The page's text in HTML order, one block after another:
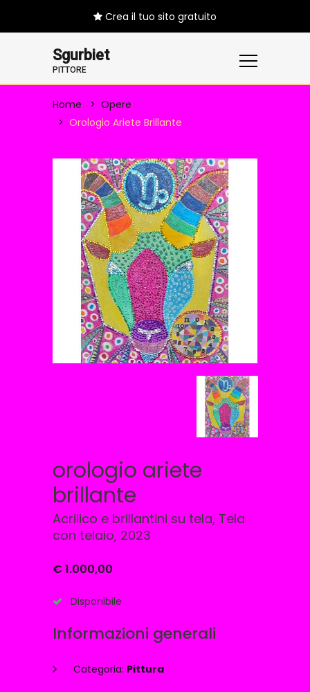
Crea il tuo sito gratuito
Sgurbiet
PITTORE
Home
Opere
Orologio Ariete Brillante
orologio ariete
brillante
Acrilico e brillantini su tela, Tela
con telaio, 2023
€ 1.000,00
Disponibile
Informazioni generali
Categoria: Pittura